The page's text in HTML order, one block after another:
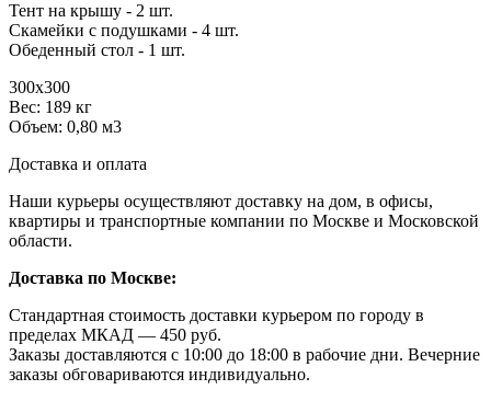
Тент на крышу - 2 шт.
Скамейки с подушками - 4 шт.
Обеденный стол - 1 шт.
300х300
Вес: 189 кг
Объем: 0,80 м3
Доставка и оплата
Наши курьеры осуществляют доставку на дом, в офисы,
квартиры и транспортные компании по Москве и Московской
области.
Доставка по Москве:
Стандартная стоимость доставки курьером по городу в
пределах МКАД — 450 руб.
Заказы доставляются с 10:00 до 18:00 в рабочие дни. Вечерние
заказы обговариваются индивидуально.